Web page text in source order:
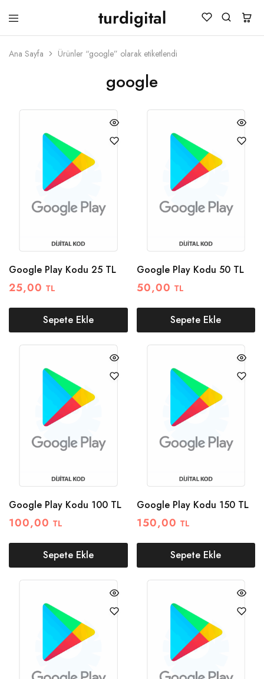
turdigital
TURDIGITAL
Dijital
Kartları
Ana Sayfa Ürünler “google” olarak etiketlendi
google
Google Play Kodu 25 TL
25,00 TL
Sepete Ekle
Google Play Kodu 50 TL
50,00 TL
Sepete Ekle
Google Play Kodu 100 TL
100,00 TL
Sepete Ekle
Google Play Kodu 150 TL
150,00 TL
Sepete Ekle